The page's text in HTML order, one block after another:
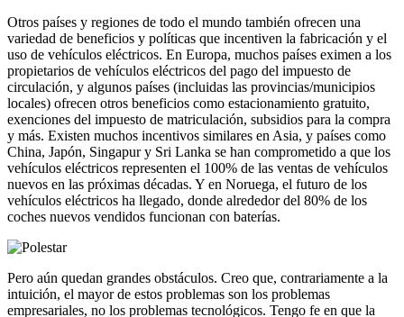
Otros países y regiones de todo el mundo también ofrecen una
variedad de beneficios y políticas que incentiven la fabricación y el
uso de vehículos eléctricos. En Europa, muchos países eximen a los
propietarios de vehículos eléctricos del pago del impuesto de
circulación, y algunos países (incluidas las provincias/municipios
locales) ofrecen otros beneficios como estacionamiento gratuito,
exenciones del impuesto de matriculación, subsidios para la compra
y más. Existen muchos incentivos similares en Asia, y países como
China, Japón, Singapur y Sri Lanka se han comprometido a que los
vehículos eléctricos representen el 100% de las ventas de vehículos
nuevos en las próximas décadas. Y en Noruega, el futuro de los
vehículos eléctricos ha llegado, donde alrededor del 80% de los
coches nuevos vendidos funcionan con baterías.
Pero aún quedan grandes obstáculos. Creo que, contrariamente a la
intuición, el mayor de estos problemas son los problemas
empresariales, no los problemas tecnológicos. Tengo fe en que la